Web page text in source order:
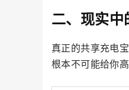
二、现实
真正的共享充电
根本不可能给你高